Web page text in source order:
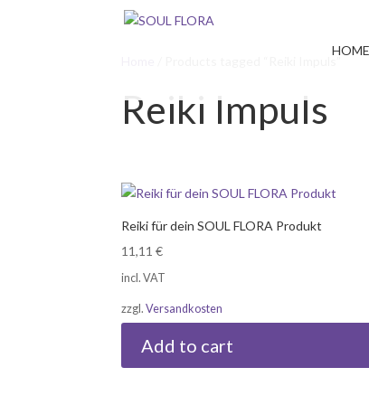
HOME
Reiki Impuls
Reiki für dein SOUL FLORA Produkt
11,11€
incl. VAT
zzgl.Versandkosten
Add to cart